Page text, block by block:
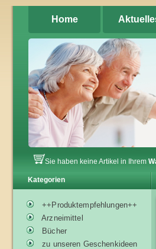
Home
Sie haben keine Artikel in Ihrem
Kategorien
++Produktempfehlungen++
Arzneimittel
Bücher
zu unseren Geschenkideen